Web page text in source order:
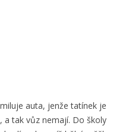
auta, jenže tatínek je
a tak vůz nemají. Do školy